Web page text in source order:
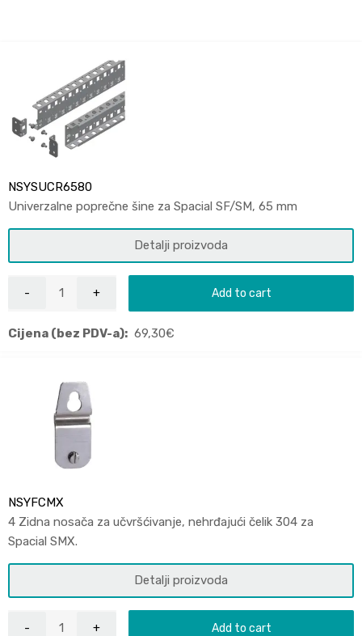
NSYSUCR6580
Univerzalne poprečne šine za Spacial SF/SM, 65 mm
Detalji proizvoda
Add to cart
Cijena (bez PDV-a): 69,30€
NSYFCMX
4 Zidna nosača za učvršćivanje, nehrđajući čelik 304 za
Spacial SMX.
Detalji proizvoda
Add to cart